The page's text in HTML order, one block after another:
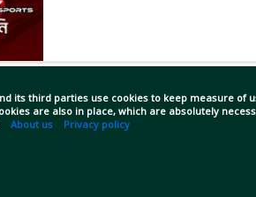
its third parties use cookies to keep measure
are also in place, which are absolutely
About us Privacy policy